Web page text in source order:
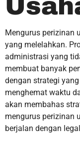
Mengurus perizinan
yang melelahkan.
administrasi yang
membuat banyak
dengan strategi
menghemat waktu
akan membahas
mengurus perizinan
berjalan dengan